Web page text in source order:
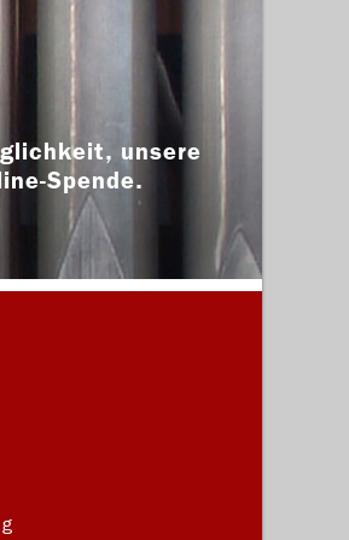
unsere
Spende.